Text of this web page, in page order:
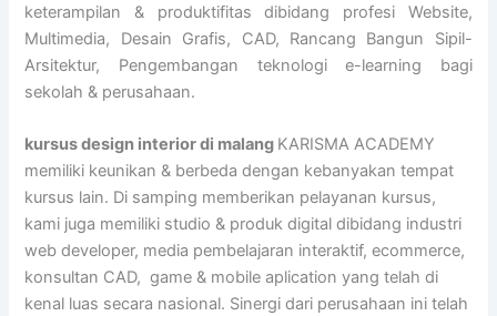
keterampilan & produktifitas dibidang profesi Website,
Multimedia, Desain Grafis, CAD, Rancang Bangun Sipil-
Arsitektur, Pengembangan teknologi e-learning bagi
sekolah & perusahaan.
kursus design interior di malang KARISMA ACADEMY
memiliki keunikan & berbeda dengan kebanyakan tempat
kursus lain. Di samping memberikan pelayanan kursus,
kami juga memiliki studio & produk digital dibidang industri
web developer, media pembelajaran interaktif, ecommerce,
konsultan CAD, game & mobile aplication yang telah di
kenal luas secara nasional. Sinergi dari perusahaan ini telah